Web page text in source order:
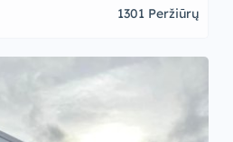
1301 Peržiūrų